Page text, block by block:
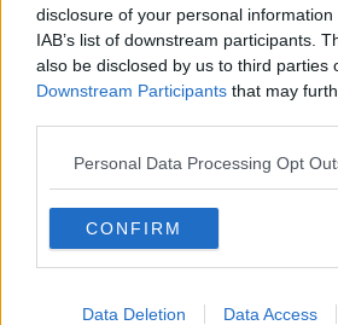
disclosure of your personal
IAB’s list of downstream participants.
also be disclosed by us to third parties
Downstream Participants that may
Personal Data Processing Opt
CONFIRM
Data Deletion Data Access
Gli ispano-napoletani, vista l’esperienza
Longone, si affrettano a costruire un
possibile bloccare qualsiasi tentativo di
fuoco incrociato dei cannoni dei due forti: